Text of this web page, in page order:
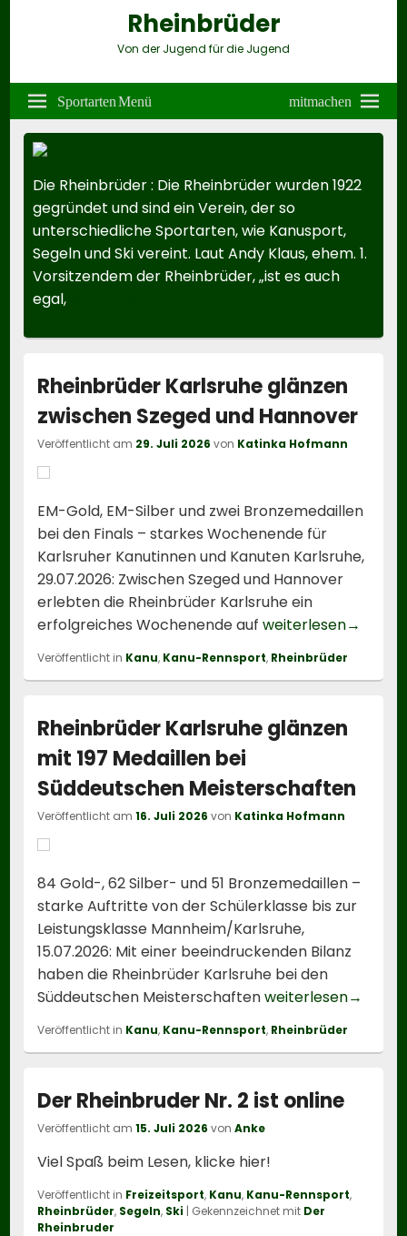
Rheinbrüder
Von der Jugend für die Jugend
Header
Right
Sidebar
Widget
Area
Sportarten Menü mitmachen
Die Rheinbrüder: Die Rheinbrüder wurden 1922
gegründet und sind ein Verein, der so
unterschiedliche Sportarten, wie Kanusport,
Segeln und Ski vereint. Laut Andy Klaus, ehem. 1.
Vorsitzendem der Rheinbrüder, „ist es auch
egal,
Rheinbrüder Karlsruhe glänzen
zwischen Szeged und Hannover
Veröffentlicht am 29. Juli 2026 von Katinka Hofmann
EM-Gold, EM-Silber und zwei Bronzemedaillen
bei den Finals – starkes Wochenende für
Karlsruher Kanutinnen und Kanuten Karlsruhe,
29.07.2026: Zwischen Szeged und Hannover
erlebten die Rheinbrüder Karlsruhe ein
erfolgreiches Wochenende aufweiterlesen→
Veröffentlicht in Kanu, Kanu-Rennsport, Rheinbrüder
Rheinbrüder Karlsruhe glänzen
mit 197 Medaillen bei
Süddeutschen Meisterschaften
Veröffentlicht am16. Juli 2026 von Katinka Hofmann
84 Gold-, 62 Silber- und 51 Bronzemedaillen –
starke Auftritte von der Schülerklasse bis zur
Leistungsklasse Mannheim/Karlsruhe,
15.07.2026: Mit einer beeindruckenden Bilanz
haben die Rheinbrüder Karlsruhe bei den
Süddeutschen Meisterschaftenweiterlesen→
Veröffentlicht in Kanu, Kanu-Rennsport, Rheinbrüder
Der Rheinbruder Nr. 2 ist online
Veröffentlicht am15. Juli 2026 vonAnke
Viel Spaß beim Lesen, klicke hier!
Veröffentlicht in Freizeitsport, Kanu, Kanu-Rennsport,
Rheinbrüder, Segeln, Ski | Gekennzeichnet mit Der
Rheinbruder